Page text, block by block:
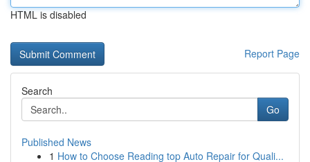
HTML is disabled
Report Page
Search
Go
Published News
1 How to Choose Reading top Auto Repair for Quali...